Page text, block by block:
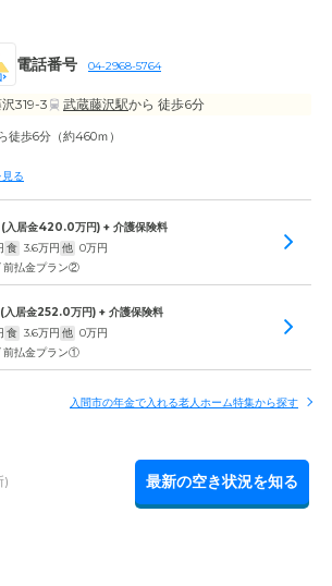
電話番号 04-2968-5764
319-3 武蔵藤沢駅から 徒歩6分
徒歩6分（約460ｍ）
る
(入居金420.0万円) + 介護保険料
食 3.6万円 他 0万円
前払金プラン②
(入居金252.0万円) + 介護保険料
食 3.6万円 他 0万円
前払金プラン①
入間市の年金で入れる老人ホーム特集から探す
) 最新の空き状況を知る